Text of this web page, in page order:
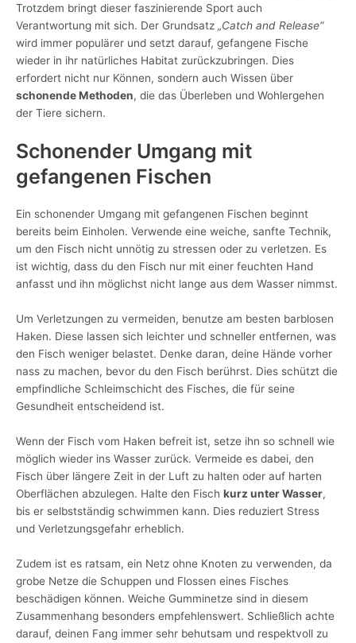
Trotzdem bringt dieser faszinierende Sport auch
Verantwortung mit sich. Der Grundsatz „Catch and Release“
wird immer populärer und setzt darauf, gefangene Fische
wieder in ihr natürliches Habitat zurückzubringen. Dies
erfordert nicht nur Können, sondern auch Wissen über
schonende Methoden, die das Überleben und Wohlergehen
der Tiere sichern.
Schonender Umgang mit
gefangenen Fischen
Ein schonender Umgang mit gefangenen Fischen beginnt
bereits beim Einholen. Verwende eine weiche, sanfte Technik,
um den Fisch nicht unnötig zu stressen oder zu verletzen. Es
ist wichtig, dass du den Fisch nur mit einer feuchten Hand
anfasst und ihn möglichst nicht lange aus dem Wasser nimmst.
Um Verletzungen zu vermeiden, benutze am besten barblosen
Haken. Diese lassen sich leichter und schneller entfernen, was
den Fisch weniger belastet. Denke daran, deine Hände vorher
nass zu machen, bevor du den Fisch berührst. Dies schützt die
empfindliche Schleimschicht des Fisches, die für seine
Gesundheit entscheidend ist.
Wenn der Fisch vom Haken befreit ist, setze ihn so schnell wie
möglich wieder ins Wasser zurück. Vermeide es dabei, den
Fisch über längere Zeit in der Luft zu halten oder auf harten
Oberflächen abzulegen. Halte den Fisch kurz unter Wasser,
bis er selbstständig schwimmen kann. Dies reduziert Stress
und Verletzungsgefahr erheblich.
Zudem ist es ratsam, ein Netz ohne Knoten zu verwenden, da
grobe Netze die Schuppen und Flossen eines Fisches
beschädigen können. Weiche Gumminetze sind in diesem
Zusammenhang besonders empfehlenswert. Schließlich achte
darauf, deinen Fang immer sehr behutsam und respektvoll zu